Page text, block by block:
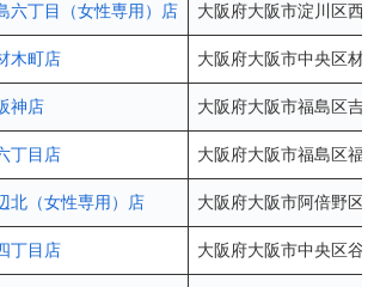
六丁目（女性専用）店 大阪府大阪市淀川区西
木町店 大阪府大阪市中央区材
神店 大阪府大阪市福島区吉
丁目店 大阪府大阪市福島区
北（女性専用）店 大阪府大阪市阿倍野
丁目店 大阪府大阪市中央区